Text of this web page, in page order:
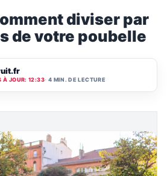
diviser par
de votre poubelle
À JOUR: 12:33 4 MIN. DE LECTURE